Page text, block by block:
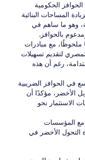
الحكومية
المساحات البنائية
وهو ما ساهم في
بالحوافز.
ملحوظًا، مع مبادرات
لتقديم تسهيلات
رغم أن هذه
في الحوافز الضريبية
الأخضر، مؤكدًا أن
الاستثمار نحو
مع المؤسسات
التحول الأخضر في